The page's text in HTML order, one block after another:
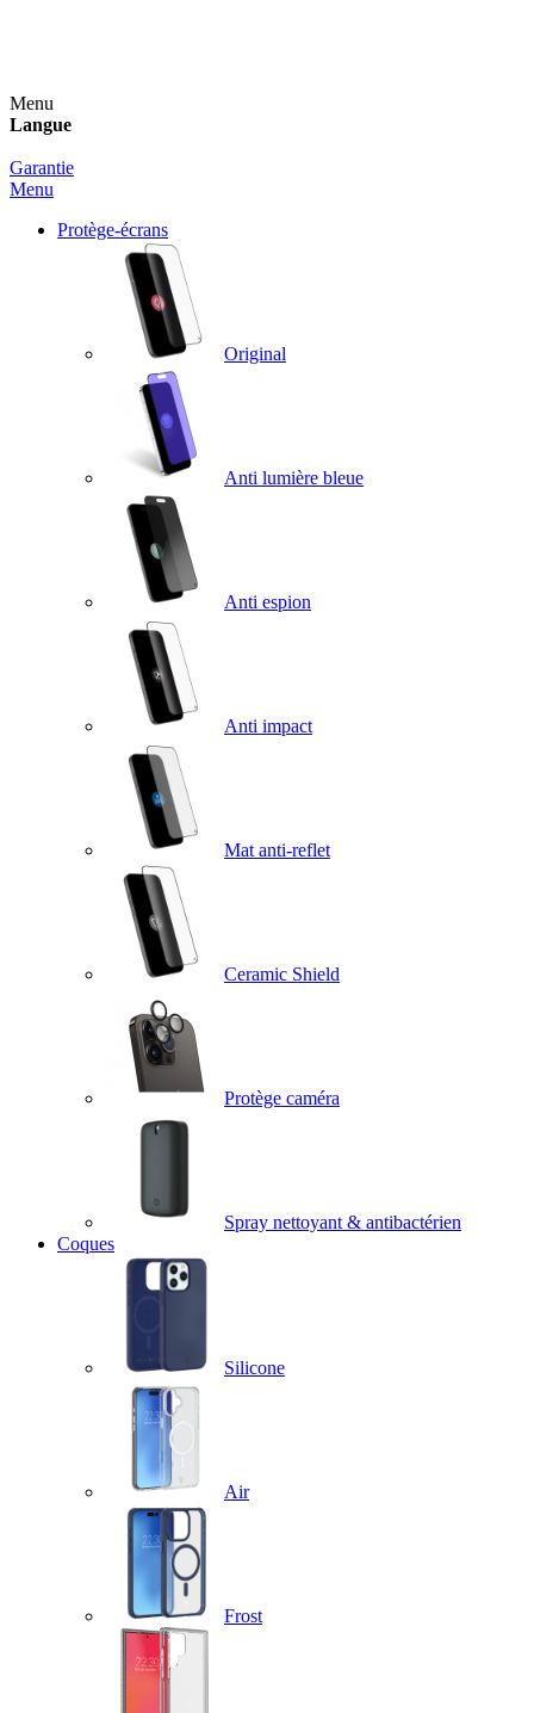
Menu
Langue
Garantie
Menu
Protège-écrans
Original
Anti lumière bleue
Anti espion
Anti impact
Mat anti-reflet
Ceramic Shield
Protège caméra
Spray nettoyant & antibactérien
Coques
Silicone
Air
Frost